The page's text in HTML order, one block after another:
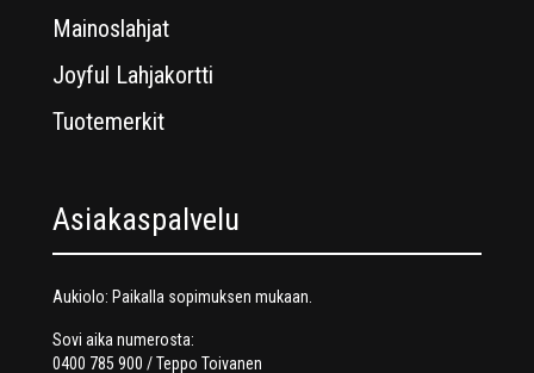
Mainoslahjat
Joyful Lahjakortti
Tuotemerkit
Asiakaspalvelu
Aukiolo: Paikalla sopimuksen mukaan.
Sovi aika numerosta:
0400 785 900 / Teppo Toivanen